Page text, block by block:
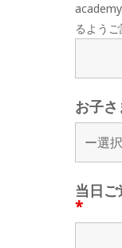
るようご
お子
当日
*